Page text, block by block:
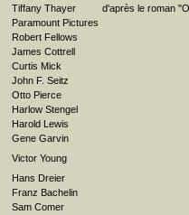
Tiffany Thayer
d'après le roman
Paramount Pictures
Robert Fellows
James Cottrell
Curtis Mick
John F. Seitz
Otto Pierce
Harlow Stengel
Harold Lewis
Gene Garvin
Victor Young
Hans Dreier
Franz Bachelin
Sam Comer